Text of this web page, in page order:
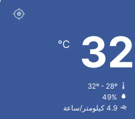
32
℃
32º - 28º
49%
4.9 كيلومتر/ساعة